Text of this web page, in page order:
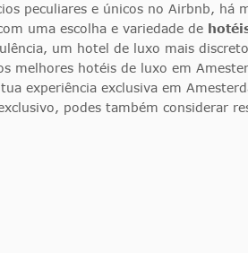
peculiares e únicos no Airbnb, há
uma escolha e variedade de
um hotel de luxo mais
melhores hotéis de luxo em
experiência exclusiva em
podes também considerar